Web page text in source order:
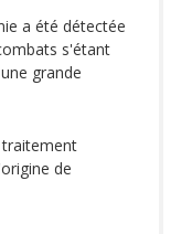
a été détectée
s'étant
grande
traitement
de